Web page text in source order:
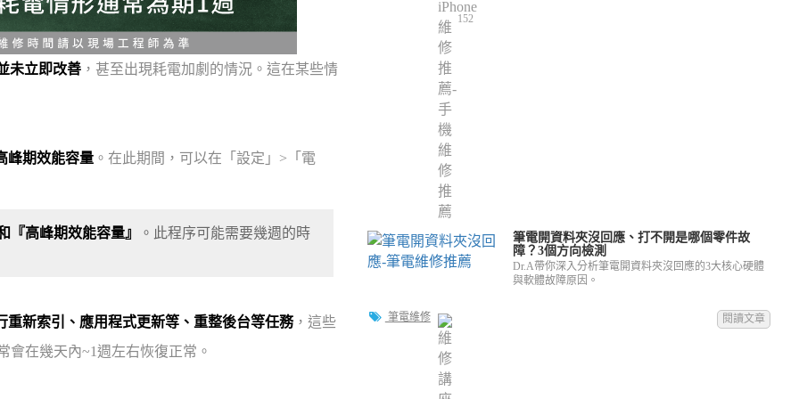
未立即改善 ，甚至出現耗電加劇的情況。這在某些情
峰期效能容量 。在此期間，可以在「設定」>「電
『高峰期效能容量』 。此程序可能需要幾週的時
重新索引、應用程式更新等、重整後台等任務，這些
會在幾天內~1週左右恢復正常。
152
筆電開資料夾沒回應、打不開是哪個零件故
障？3個方向檢測
Dr.A帶你深入分析筆電開資料夾沒回應的3大核心硬體
與軟體故障原因。
筆電維修 閱讀文章